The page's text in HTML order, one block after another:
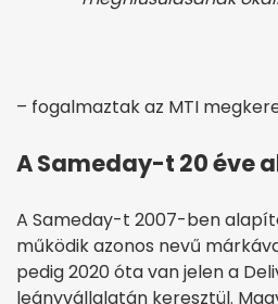
– fogalmaztak az MTI
A Sameday-t 20 éve
A Sameday-t 2007-ben
működik azonos nevű
pedig 2020 óta van jelen a
leányvállalatán keresztül.